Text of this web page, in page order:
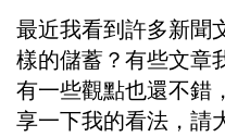
最近我看到許多新聞
樣的儲蓄？有些文章
有一些觀點也還不錯
享一下我的看法，請